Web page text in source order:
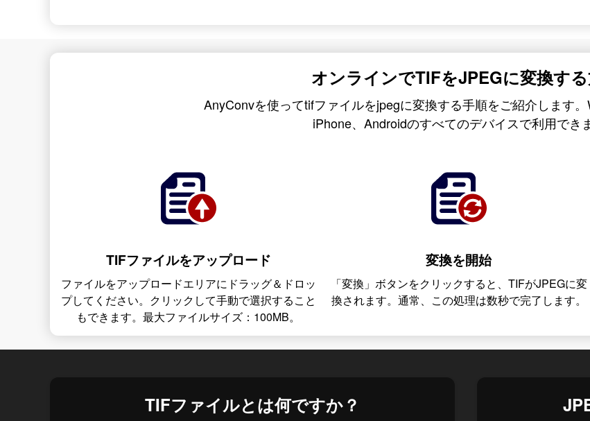
オンラインでTIFをJPEGに変換す
AnyConvを使ってtifファイルをjpegに変換する手順をご紹介します。
iPhone、Androidのすべてのデバイスで利用でき
TIFファイルをアップロード
ファイルをアップロードエリアにドラッグ＆ドロッ
プしてください。クリックして手動で選択すること
もできます。最大ファイルサイズ：100MB。
変換を開始
「変換」ボタンをクリックすると、TIFがJPEGに変
換されます。通常、この処理は数秒で完了します。
TIFファイルとは何ですか？